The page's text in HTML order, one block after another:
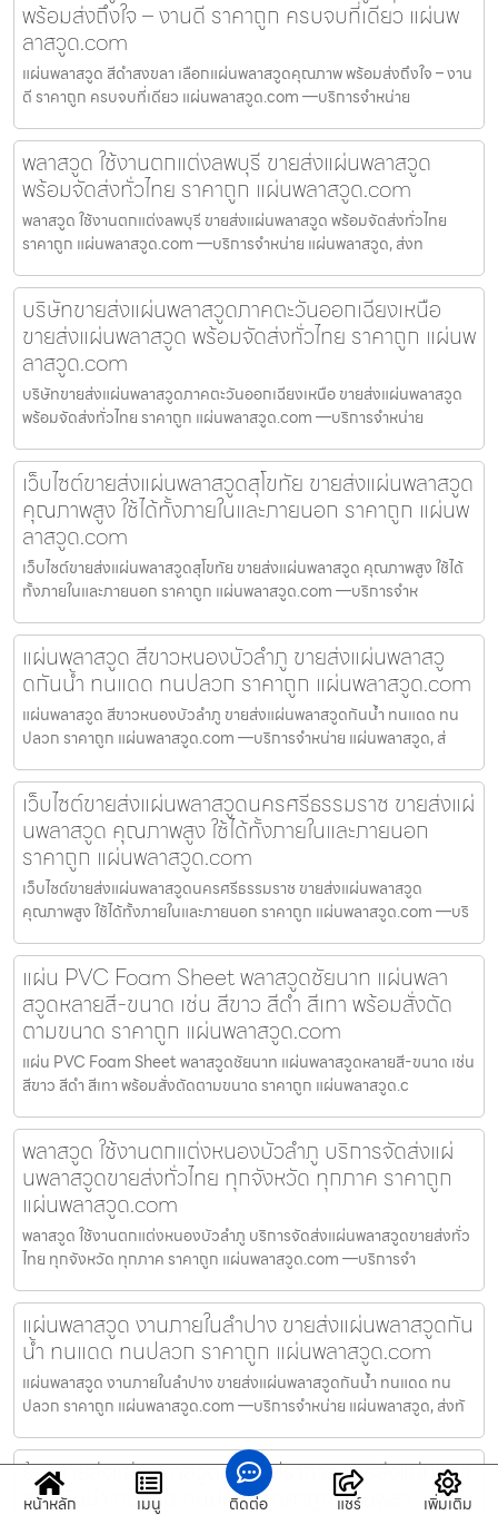
พร้อมส่งถึงใจ – งานดี ราคาถูก ครบจบที่เดียว แผ่นพ
ลาสวูด.com
แผ่นพลาสวูด สีดำสงขลา เลือกแผ่นพลาสวูดคุณภาพ พร้อมส่งถึงใจ – งาน
ดี ราคาถูก ครบจบที่เดียว แผ่นพลาสวูด.com —บริการจำหน่าย
พลาสวูด ใช้งานตกแต่งลพบุรี ขายส่งแผ่นพลาสวูด
พร้อมจัดส่งทั่วไทย ราคาถูก แผ่นพลาสวูด.com
พลาสวูด ใช้งานตกแต่งลพบุรี ขายส่งแผ่นพลาสวูด พร้อมจัดส่งทั่วไทย
ราคาถูก แผ่นพลาสวูด.com —บริการจำหน่าย แผ่นพลาสวูด, ส่งท
บริษัทขายส่งแผ่นพลาสวูดภาคตะวันออกเฉียงเหนือ
ขายส่งแผ่นพลาสวูด พร้อมจัดส่งทั่วไทย ราคาถูก แผ่นพ
ลาสวูด.com
บริษัทขายส่งแผ่นพลาสวูดภาคตะวันออกเฉียงเหนือ ขายส่งแผ่นพลาสวูด
พร้อมจัดส่งทั่วไทย ราคาถูก แผ่นพลาสวูด.com —บริการจำหน่าย
เว็บไซต์ขายส่งแผ่นพลาสวูดสุโขทัย ขายส่งแผ่นพลาสวูด
คุณภาพสูง ใช้ได้ทั้งภายในและภายนอก ราคาถูก แผ่นพ
ลาสวูด.com
เว็บไซต์ขายส่งแผ่นพลาสวูดสุโขทัย ขายส่งแผ่นพลาสวูด คุณภาพสูง ใช้ได้
ทั้งภายในและภายนอก ราคาถูก แผ่นพลาสวูด.com —บริการจำห
แผ่นพลาสวูด สีขาวหนองบัวลำภู ขายส่งแผ่นพลาสวู
ดกันน้ำ ทนแดด ทนปลวก ราคาถูก แผ่นพลาสวูด.com
แผ่นพลาสวูด สีขาวหนองบัวลำภู ขายส่งแผ่นพลาสวูดกันน้ำ ทนแดด ทน
ปลวก ราคาถูก แผ่นพลาสวูด.com —บริการจำหน่าย แผ่นพลาสวูด, ส่
เว็บไซต์ขายส่งแผ่นพลาสวูดนครศรีธรรมราช ขายส่งแผ่
นพลาสวูด คุณภาพสูง ใช้ได้ทั้งภายในและภายนอก
ราคาถูก แผ่นพลาสวูด.com
เว็บไซต์ขายส่งแผ่นพลาสวูดนครศรีธรรมราช ขายส่งแผ่นพลาสวูด
คุณภาพสูง ใช้ได้ทั้งภายในและภายนอก ราคาถูก แผ่นพลาสวูด.com —บริ
แผ่น PVC Foam Sheet พลาสวูดชัยนาท แผ่นพลา
สวูดหลายสี-ขนาด เช่น สีขาว สีดำ สีเทา พร้อมสั่งตัด
ตามขนาด ราคาถูก แผ่นพลาสวูด.com
แผ่น PVC Foam Sheet พลาสวูดชัยนาท แผ่นพลาสวูดหลายสี-ขนาด เช่น
สีขาว สีดำ สีเทา พร้อมสั่งตัดตามขนาด ราคาถูก แผ่นพลาสวูด.c
พลาสวูด ใช้งานตกแต่งหนองบัวลำภู บริการจัดส่งแผ่
นพลาสวูดขายส่งทั่วไทย ทุกจังหวัด ทุกภาค ราคาถูก
แผ่นพลาสวูด.com
พลาสวูด ใช้งานตกแต่งหนองบัวลำภู บริการจัดส่งแผ่นพลาสวูดขายส่งทั่ว
ไทย ทุกจังหวัด ทุกภาค ราคาถูก แผ่นพลาสวูด.com —บริการจำ
แผ่นพลาสวูด งานภายในลำปาง ขายส่งแผ่นพลาสวูดกัน
น้ำ ทนแดด ทนปลวก ราคาถูก แผ่นพลาสวูด.com
แผ่นพลาสวูด งานภายในลำปาง ขายส่งแผ่นพลาสวูดกันน้ำ ทนแดด ทน
ปลวก ราคาถูก แผ่นพลาสวูด.com —บริการจำหน่าย แผ่นพลาสวูด, ส่งทั
ร้านขายส่งแผ่นพลาสวูดสมุทรปราการ ขายส่งแผ่นพลา
สวูดกันน้ำ ทนแดด ทนปลวก ราคาถูก แผ่นพลา
หน้าหลัก เมนู ติดต่อ แชร์ เพิ่มเติม